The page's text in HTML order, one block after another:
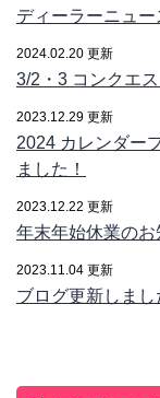
ディーラーニュー
2024.02.20 更新
3/2・3 コンクエ
2023.12.29 更新
2024 カレンダー
ました！
2023.12.22 更新
年末年始休業のお
2023.11.04 更新
ブログ更新しま